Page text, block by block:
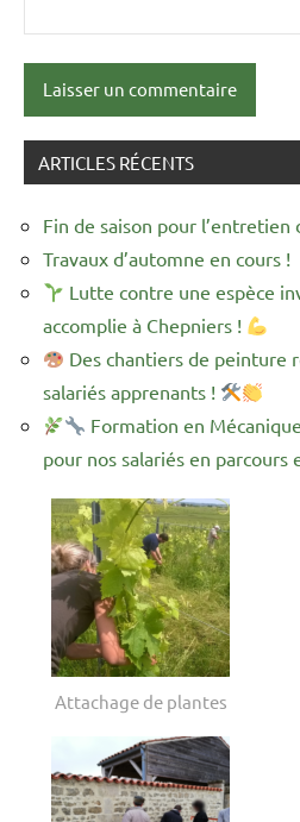
ARTICLES RÉCENTS
Fin de saison pour l’entretien
Travaux d’automne en cours !
Lutte contre une espèce
accomplie à Chepniers !
Des chantiers de peinture
salariés apprenants !
Formation en
pour nos salariés en parcours
Attachage de plantes